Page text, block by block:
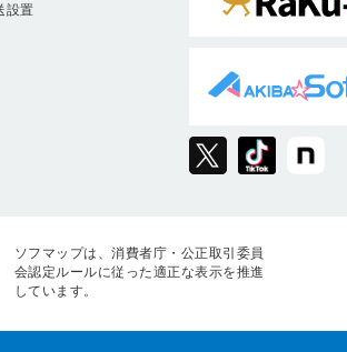
設置
ソフマップは、消費者庁・公正取引委員
会認定ルールに従った適正な表示を推進
しています。